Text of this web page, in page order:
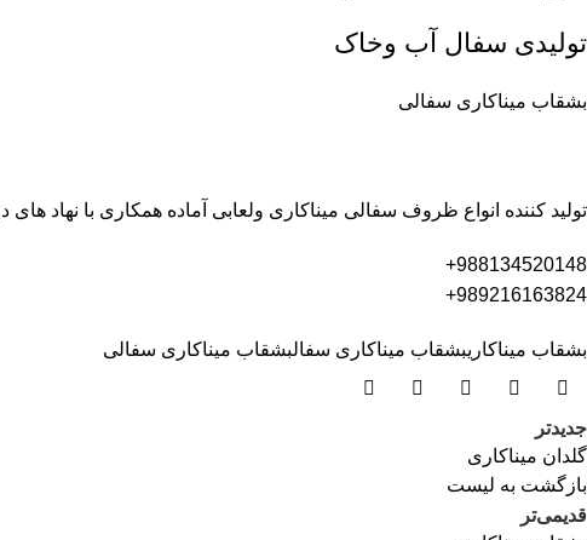
تولیدی سفال آب وخاک
بشقاب میناکاری سفالی
تولید کننده انواع ظروف سفالی میناکاری ولعابی آماده همکاری با
988134520148+
989216163824+
بشقاب میناکاریبشقاب میناکاری سفالبشقاب میناکاری سفالی
جدیدتر
گلدان میناکاری
بازگشت بە لیست
قدیمی‌تر